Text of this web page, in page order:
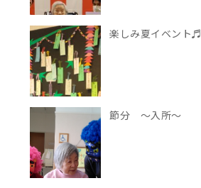
楽しみ夏イベント♬
節分 ～入所～